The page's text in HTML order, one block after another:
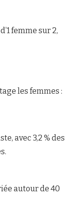
femme sur 2,
les femmes :
avec 3,2 % des
autour de 40